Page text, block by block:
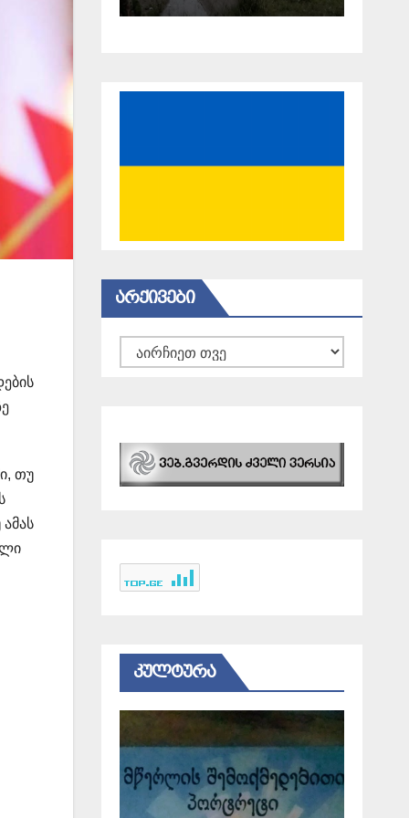
თუ
18 წელი
ᲐᲠᲥᲘᲕᲔᲑᲘ
არქივები
ᲙᲣᲚᲢᲣᲠᲐ